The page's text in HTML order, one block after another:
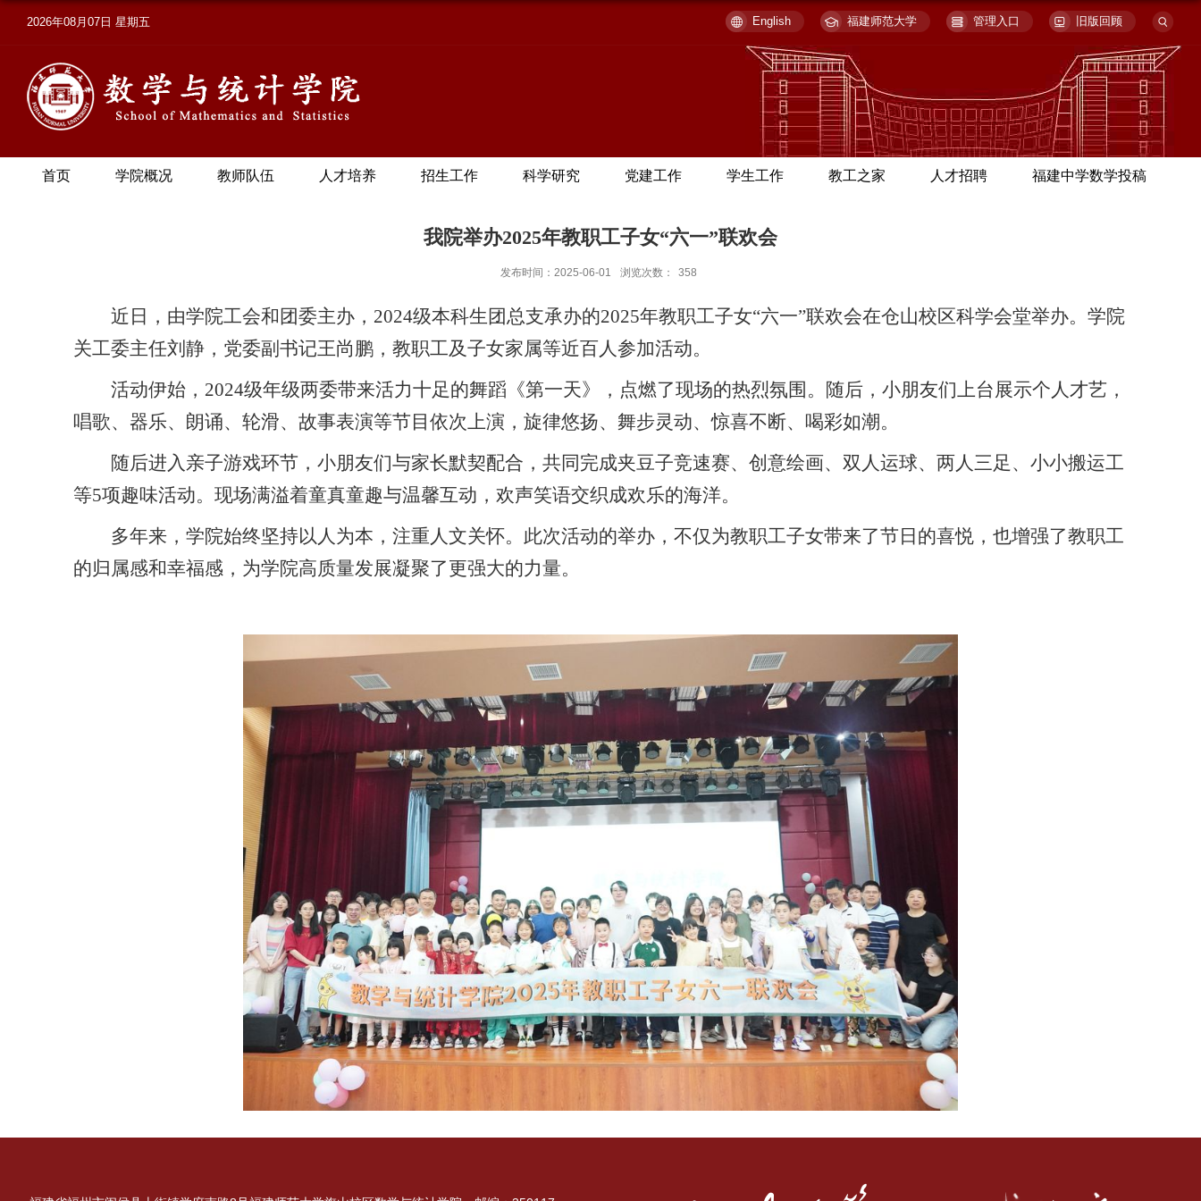
2026年08月07日 星期五 English 福建师范大学 管理入口 旧版回顾
首页 学院概况 教师队伍 人才培养 招生工作 科学研究 党建工作 学生工作 教工之家 人才招聘 福建中学数学投稿
我院举办2025年教职工子女“六一”联欢会
发布时间：2025-06-01 浏览次数： 358
近日，由学院工会和团委主办，2024级本科生团总支承办的2025年教职工子女“六一”联欢会在仓山校区科学会堂举办。学院
关工委主任刘静，党委副书记王尚鹏，教职工及子女家属等近百人参加活动。
活动伊始，2024级年级两委带来活力十足的舞蹈《第一天》，点燃了现场的热烈氛围。随后，小朋友们上台展示个人才艺，
唱歌、器乐、朗诵、轮滑、故事表演等节目依次上演，旋律悠扬、舞步灵动、惊喜不断、喝彩如潮。
随后进入亲子游戏环节，小朋友们与家长默契配合，共同完成夹豆子竞速赛、创意绘画、双人运球、两人三足、小小搬运工
等5项趣味活动。现场满溢着童真童趣与温馨互动，欢声笑语交织成欢乐的海洋。
多年来，学院始终坚持以人为本，注重人文关怀。此次活动的举办，不仅为教职工子女带来了节日的喜悦，也增强了教职工
的归属感和幸福感，为学院高质量发展凝聚了更强大的力量。